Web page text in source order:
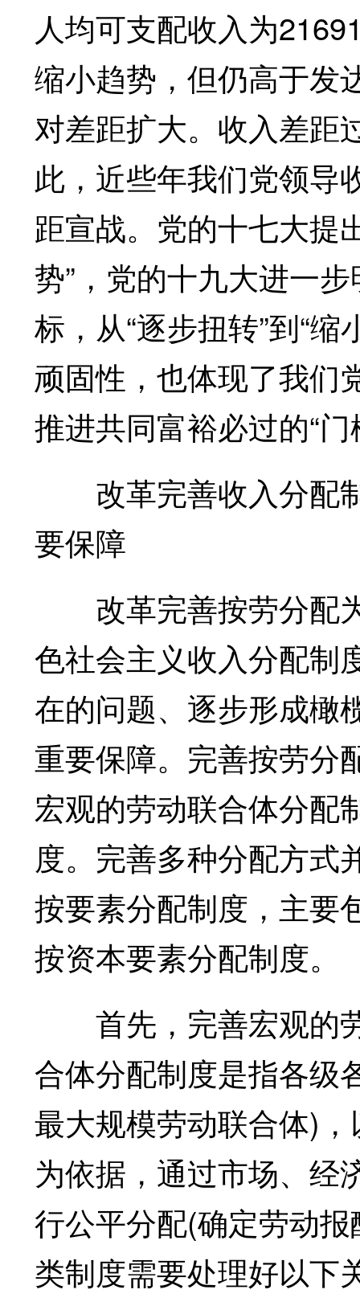
人均可支配收入为
缩小趋势，但仍高于发
对差距扩大。收入差距
此，近些年我们党领导
距宣战。党的十七大提
势”，党的十九大进一
标，从“逐步扭转”到“
顽固性，也体现了我们
推进共同富裕必过的“门
改革完善收入分配
要保障
改革完善按劳分配
色社会主义收入分配制
在的问题、逐步形成橄
重要保障。完善按劳分
宏观的劳动联合体分配
度。完善多种分配方式
按要素分配制度，主要
按资本要素分配制度。
首先，完善宏观的
合体分配制度是指各级
最大规模劳动联合体)
为依据，通过市场、经
行公平分配(确定劳动
类制度需要处理好以下